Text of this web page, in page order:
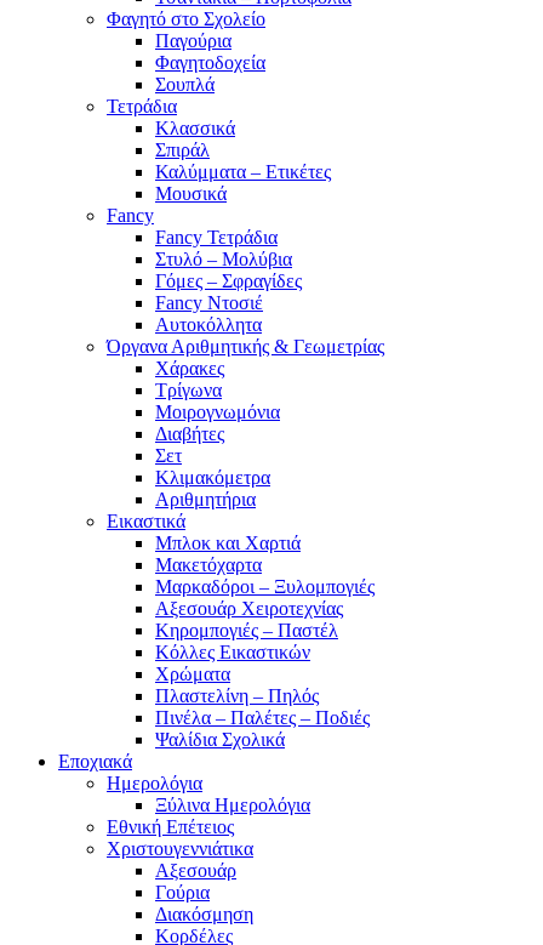
Φαγητό στο Σχολείο
Παγούρια
Φαγητοδοχεία
Σουπλά
Τετράδια
Κλασσικά
Σπιράλ
Καλύμματα – Ετικέτες
Μουσικά
Fancy
Fancy Τετράδια
Στυλό – Μολύβια
Γόμες – Σφραγίδες
Fancy Ντοσιέ
Αυτοκόλλητα
Όργανα Αριθμητικής & Γεωμετρίας
Χάρακες
Τρίγωνα
Mοιρογνωμόνια
Διαβήτες
Σετ
Κλιμακόμετρα
Αριθμητήρια
Εικαστικά
Μπλοκ και Χαρτιά
Μακετόχαρτα
Μαρκαδόροι – Ξυλομπογιές
Αξεσουάρ Χειροτεχνίας
Κηρομπογιές – Παστέλ
Κόλλες Εικαστικών
Χρώματα
Πλαστελίνη – Πηλός
Πινέλα – Παλέτες – Ποδιές
Ψαλίδια Σχολικά
Εποχιακά
Ημερολόγια
Ξύλινα Ημερολόγια
Εθνική Επέτειος
Χριστουγεννιάτικα
Αξεσουάρ
Γούρια
Διακόσμηση
Κορδέλες